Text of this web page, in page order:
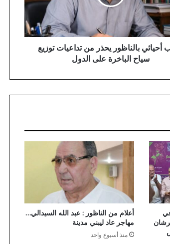
أحيائي بالناظور يحذر من تداعيات توزيع
سياح الباخرة على الدول
أعلام من الناظور : عبد الله السيدالي…
مهاجر عاد ليبني مدينة
منذ أسبوع واحد